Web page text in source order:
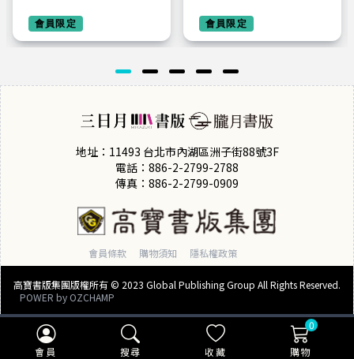
會員 搜尋 收藏
0
購物
【套書限定版】
會員限定 會員限定
地址：11493 台北市內湖區洲子街88號3F
電話：886-2-2799-2788
傳真：886-2-2799-0909
會員條款 購物須知 隱私權政策
高寶書版集團版權所有 © 2023 Global Publishing Group All Rights Reserved.
POWER by OZCHAMP